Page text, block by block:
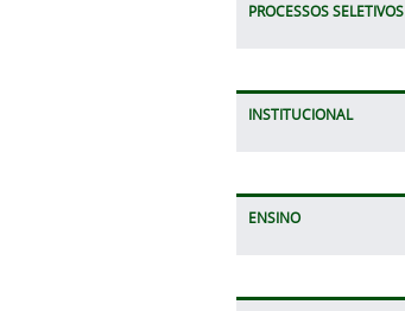
PROCESSOS SELETIVOS
INSTITUCIONAL
ENSINO